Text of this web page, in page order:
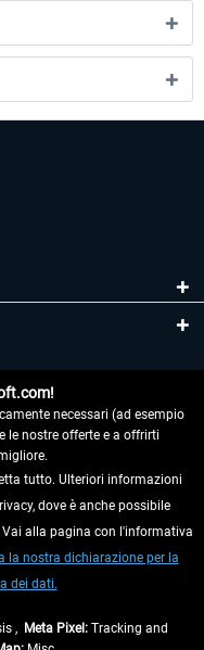
necessari (ad esempio
le nostre offerte e a offrirti
tutto. Ulteriori informazioni
dove è anche possibile
alla pagina con l'informativa
la nostra dichiarazione per la
dei dati.
, Meta Pixel: Tracking and